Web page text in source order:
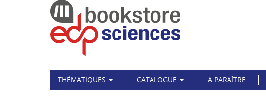
THÉMATIQUES
CATALOGUE A PARAÎTRE